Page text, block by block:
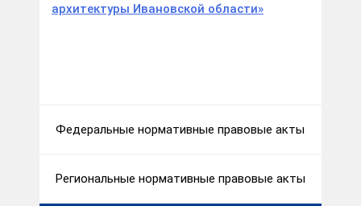
архитектуры Ивановской области»
Федеральные нормативные правовые акты
Региональные нормативные правовые акты